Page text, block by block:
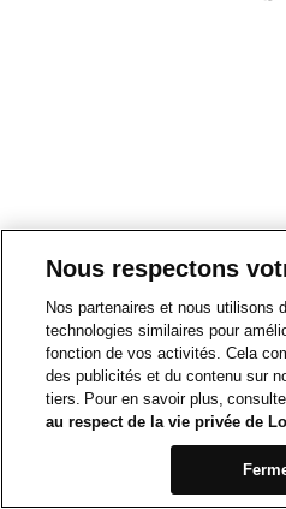
Nous respectons
Nos partenaires et nous utilisons
technologies similaires pour
fonction de vos activités. Cela
des publicités et du contenu sur
tiers. Pour en savoir plus,
au respect de la vie privée de